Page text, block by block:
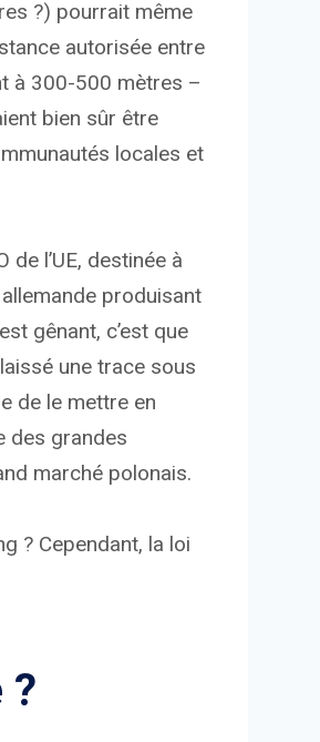
?) pourrait même
autorisée entre
à 300-500 mètres –
bien sûr être
locales et
l’UE, destinée à
produisant
gênant, c’est que
une trace sous
de le mettre en
des grandes
marché polonais.
? Cependant, la loi
?